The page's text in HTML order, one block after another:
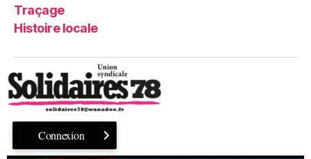
Traçage
Histoire locale
Connexion